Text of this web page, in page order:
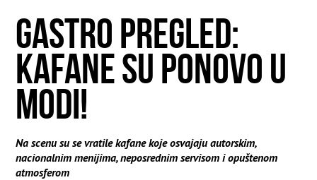
GASTRO PREGLED:
KAFANE SU PONOVO U
MODI!
Na scenu su se vratile kafane koje osvajaju autorskim,
nacionalnim menijima, neposrednim servisom i opuštenom
atmosferom